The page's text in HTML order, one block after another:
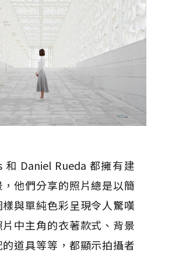
和 Daniel Rueda 都擁有建
他們分享的照片總是以簡
與單純色彩呈現令人驚嘆
中主角的衣著款式、背景
道具等等，都顯示拍攝者